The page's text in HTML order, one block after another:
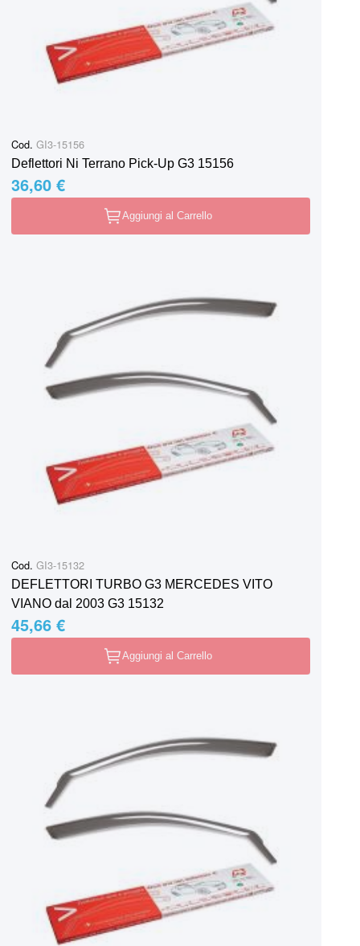
Cod. GI3-15156
Deflettori Ni Terrano Pick-Up G3 15156
36,60 €
Aggiungi al Carrello
Cod. GI3-15132
DEFLETTORI TURBO G3 MERCEDES VITO
VIANO dal 2003 G3 15132
45,66 €
Aggiungi al Carrello